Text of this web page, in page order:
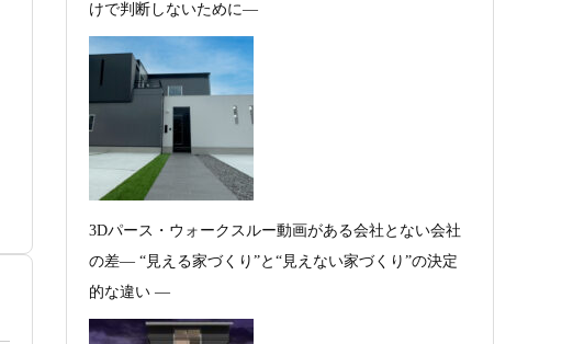
けで判断しないために―
3Dパース・ウォークスルー動画がある会社とない会社
の差— “見える家づくり”と“見えない家づくり”の決定
的な違い —